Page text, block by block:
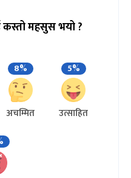
कस्तो महसुस भयो ?
8%
अचम्मित
5%
उत्साहित